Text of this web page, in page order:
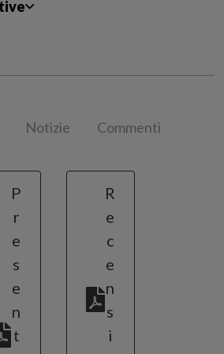
Notizie Commenti
P
r
e
s
e
n
t
R
e
c
e
n
s
i